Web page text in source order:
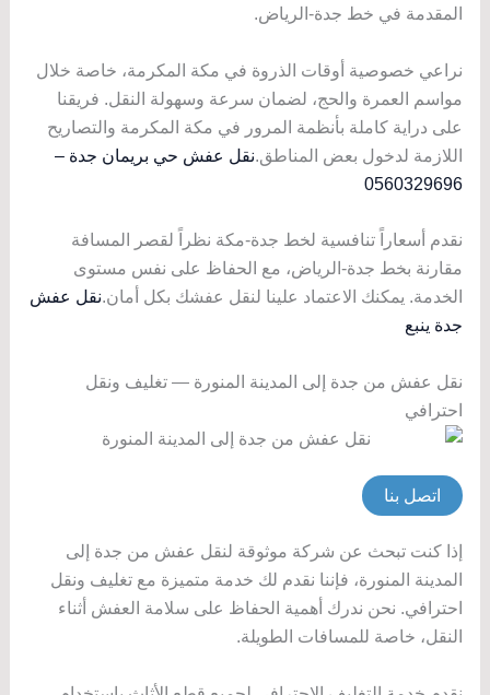
المقدمة في خط جدة-الرياض.
نراعي خصوصية أوقات الذروة في مكة المكرمة، خاصة خلال
مواسم العمرة والحج، لضمان سرعة وسهولة النقل. فريقنا
على دراية كاملة بأنظمة المرور في مكة المكرمة والتصاريح
اللازمة لدخول بعض المناطق.نقل عفش حي بريمان جدة –
0560329696
نقدم أسعاراً تنافسية لخط جدة-مكة نظراً لقصر المسافة
مقارنة بخط جدة-الرياض، مع الحفاظ على نفس مستوى
الخدمة. يمكنك الاعتماد علينا لنقل عفشك بكل أمان.نقل عفش
جدة ينبع
نقل عفش من جدة إلى المدينة المنورة — تغليف ونقل
احترافي
اتصل بنا
إذا كنت تبحث عن شركة موثوقة لنقل عفش من جدة إلى
المدينة المنورة، فإننا نقدم لك خدمة متميزة مع تغليف ونقل
احترافي. نحن ندرك أهمية الحفاظ على سلامة العفش أثناء
النقل، خاصة للمسافات الطويلة.